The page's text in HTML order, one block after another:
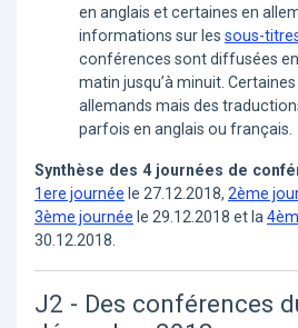
en anglais et certaines en
informations sur les sous-
conférences sont diffusées en
matin jusqu’à minuit.
allemands mais des
parfois en anglais ou français.
Synthèse des 4 journées de
1ere journée le 27.12.2018, 2ème
3ème journée le 29.12.2018 et la
30.12.2018.
J2 - Des conférences